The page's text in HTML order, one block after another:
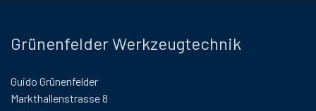
Grünenfelder Werkzeugtechnik
Guido Grünenfelder
Markthallenstrasse 8